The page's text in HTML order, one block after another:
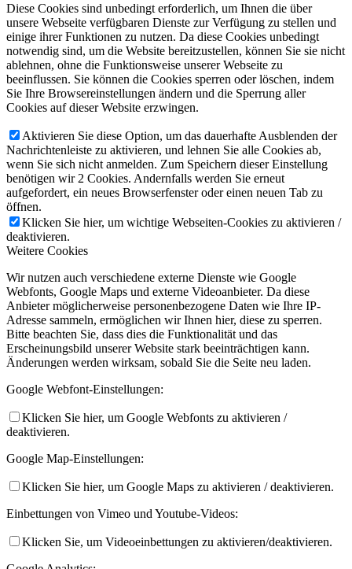
Diese Cookies sind unbedingt erforderlich, um Ihnen die über
unsere Webseite verfügbaren Dienste zur Verfügung zu stellen und
einige ihrer Funktionen zu nutzen. Da diese Cookies unbedingt
notwendig sind, um die Website bereitzustellen, können Sie sie nicht
ablehnen, ohne die Funktionsweise unserer Webseite zu
beeinflussen. Sie können die Cookies sperren oder löschen, indem
Sie Ihre Browsereinstellungen ändern und die Sperrung aller
Cookies auf dieser Website erzwingen.
Aktivieren Sie diese Option, um das dauerhafte Ausblenden der
Nachrichtenleiste zu aktivieren, und lehnen Sie alle Cookies ab,
wenn Sie sich nicht anmelden. Zum Speichern dieser Einstellung
benötigen wir 2 Cookies. Andernfalls werden Sie erneut
aufgefordert, ein neues Browserfenster oder einen neuen Tab zu
öffnen.
Klicken Sie hier, um wichtige Webseiten-Cookies zu aktivieren /
deaktivieren.
Weitere Cookies
Wir nutzen auch verschiedene externe Dienste wie Google
Webfonts, Google Maps und externe Videoanbieter. Da diese
Anbieter möglicherweise personenbezogene Daten wie Ihre IP-
Adresse sammeln, ermöglichen wir Ihnen hier, diese zu sperren.
Bitte beachten Sie, dass dies die Funktionalität und das
Erscheinungsbild unserer Website stark beeinträchtigen kann.
Änderungen werden wirksam, sobald Sie die Seite neu laden.
Google Webfont-Einstellungen:
Klicken Sie hier, um Google Webfonts zu aktivieren /
deaktivieren.
Google Map-Einstellungen:
Klicken Sie hier, um Google Maps zu aktivieren / deaktivieren.
Einbettungen von Vimeo und Youtube-Videos:
Klicken Sie, um Videoeinbettungen zu aktivieren/deaktivieren.